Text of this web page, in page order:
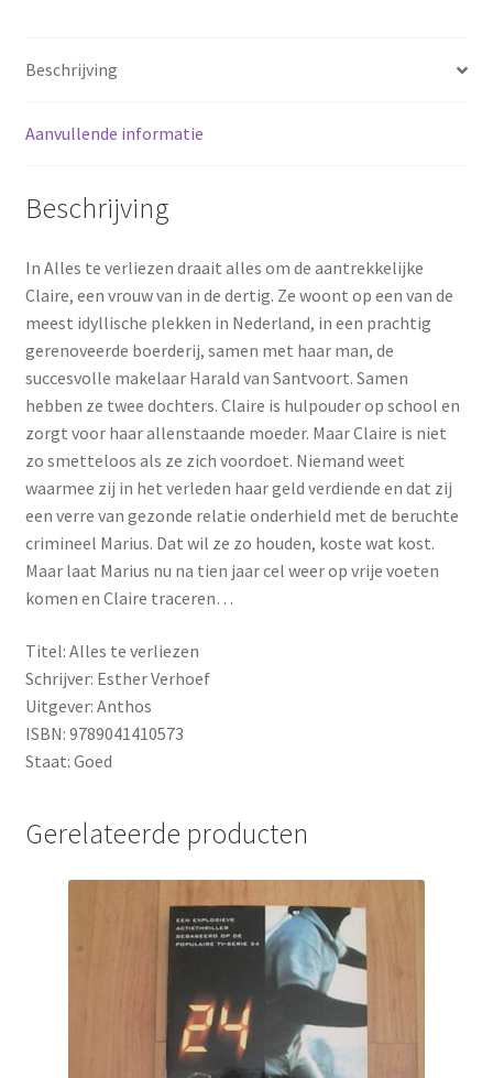
Beschrijving
Aanvullende informatie
Beschrijving
In Alles te verliezen draait alles om de aantrekkelijke
Claire, een vrouw van in de dertig. Ze woont op een van de
meest idyllische plekken in Nederland, in een prachtig
gerenoveerde boerderij, samen met haar man, de
succesvolle makelaar Harald van Santvoort. Samen
hebben ze twee dochters. Claire is hulpouder op school en
zorgt voor haar allenstaande moeder. Maar Claire is niet
zo smetteloos als ze zich voordoet. Niemand weet
waarmee zij in het verleden haar geld verdiende en dat zij
een verre van gezonde relatie onderhield met de beruchte
crimineel Marius. Dat wil ze zo houden, koste wat kost.
Maar laat Marius nu na tien jaar cel weer op vrije voeten
komen en Claire traceren…
Titel: Alles te verliezen
Schrijver: Esther Verhoef
Uitgever: Anthos
ISBN: 9789041410573
Staat: Goed
Gerelateerde producten